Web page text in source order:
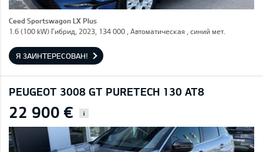
Ceed Sportswagon LX Plus
1.6 (100 kW) Гибрид, 2023, 134 000 , Автоматическая , синий мет.
Я ЗАИНТЕРЕСОВАН!
PEUGEOT 3008 GT PURETECH 130 AT8
22 900 € i